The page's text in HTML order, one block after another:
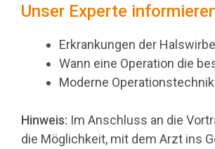
Unser Experte
Erkrankungen der
Wann eine Operation die
Moderne
Hinweis: Im Anschluss an die
die Möglichkeit, mit dem Arzt ins